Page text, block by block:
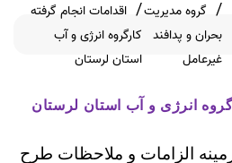
گروه مدیریت
بحران و پدافند
غیرعامل
اقدامات انجام گرفته
کارگروه انرژی و آب
استان لرستان
انرژی و آب استان لرستان
در زمینه الزامات و ملاحظات طرح